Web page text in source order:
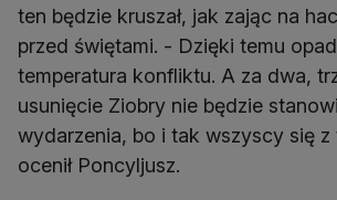
ten będzie kruszał, jak zając na
przed świętami. - Dzięki temu
temperatura konfliktu. A za dwa,
usunięcie Ziobry nie będzie
wydarzenia, bo i tak wszyscy się
ocenił Poncyljusz.